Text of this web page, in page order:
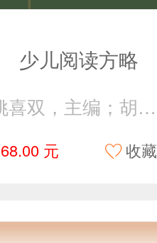
少儿阅读方略
姚喜双，主编；胡铖铖，编著
68.00 元 收藏